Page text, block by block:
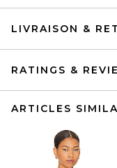
LIVRAISON &
RATINGS &
ARTICLES